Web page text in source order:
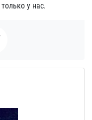
только у нас.